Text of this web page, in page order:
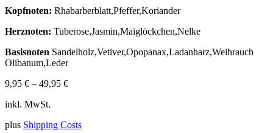
Kopfnoten: Rhabarberblatt,Pfeffer,Koriander
Herznoten: Tuberose,Jasmin,Maiglöckchen,Nelke
Basisnoten Sandelholz,Vetiver,Opopanax,Ladanharz,Weihrauch
Olibanum,Leder
9,95 € – 49,95 €
inkl. MwSt.
plus Shipping Costs